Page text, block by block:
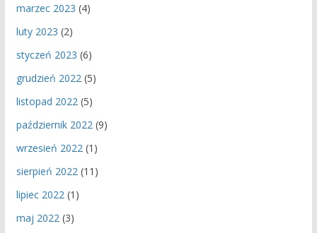
marzec 2023 (4)
luty 2023 (2)
styczeń 2023 (6)
grudzień 2022 (5)
listopad 2022 (5)
październik 2022 (9)
wrzesień 2022 (1)
sierpień 2022 (11)
lipiec 2022 (1)
maj 2022 (3)